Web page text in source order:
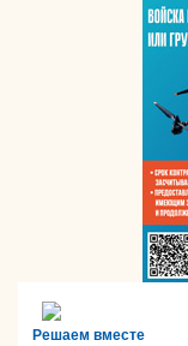
Решаем вместе